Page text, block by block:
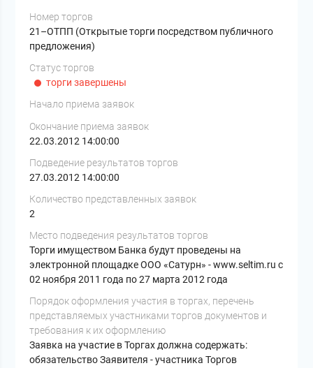
Номер торгов
21–ОТПП (Открытые торги посредством публичного
предложения)
Статус торгов
торги завершены
Начало приема заявок
Окончание приема заявок
22.03.2012 14:00:00
Подведение результатов торгов
27.03.2012 14:00:00
Количество представленных заявок
2
Место подведения результатов торгов
Торги имуществом Банка будут проведены на
электронной площадке ООО «Сатурн» - www.seltim.ru с
02 ноября 2011 года по 27 марта 2012 года
Порядок оформления участия в торгах, перечень
представляемых участниками торгов документов и
требования к их оформлению
Заявка на участие в Торгах должна содержать:
обязательство Заявителя - участника Торгов